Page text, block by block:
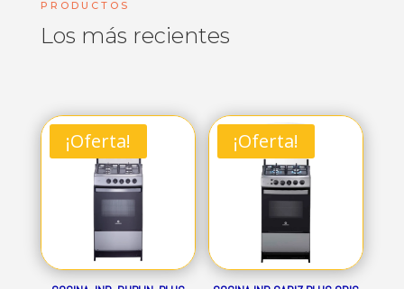
PRODUCTOS
Los más recientes
¡Oferta! ¡Oferta!